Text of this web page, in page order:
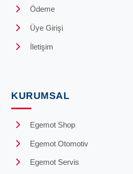
Ödeme
Üye Girişi
İletişim
KURUMSAL
Egemot Shop
Egemot Otomotiv
Egemot Servis